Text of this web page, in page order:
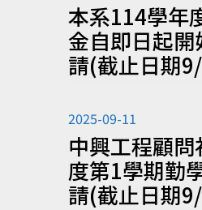
本系114學年
金自即日起開
請(截止日期
2025-09-11
中興工程顧
度第1學期勤
請(截止日期